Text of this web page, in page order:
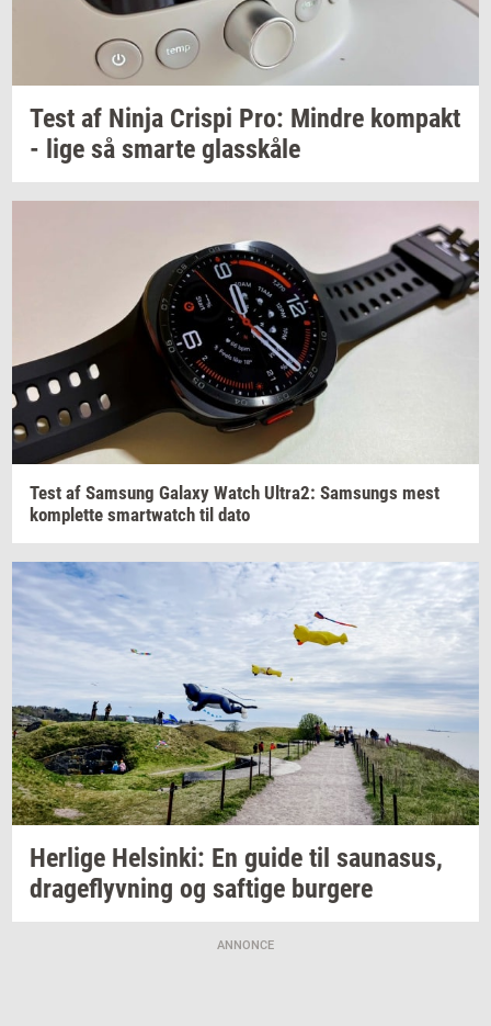
Test af Ninja Cri­spi Pro: Min­dre kom­pakt
- lige så smar­te glas­skå­le
Test af Sams­ung Ga­laxy Watch Ultra2: Sams­ungs mest
kom­plet­te smartwatch til dato
Her­li­ge Hels­inki: En guide til sau­nasus,
drage­flyv­ning og saf­ti­ge bur­ge­re
ANNONCE